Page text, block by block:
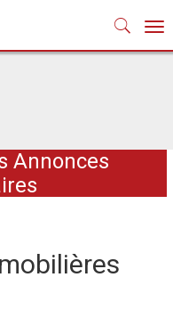
Annonces